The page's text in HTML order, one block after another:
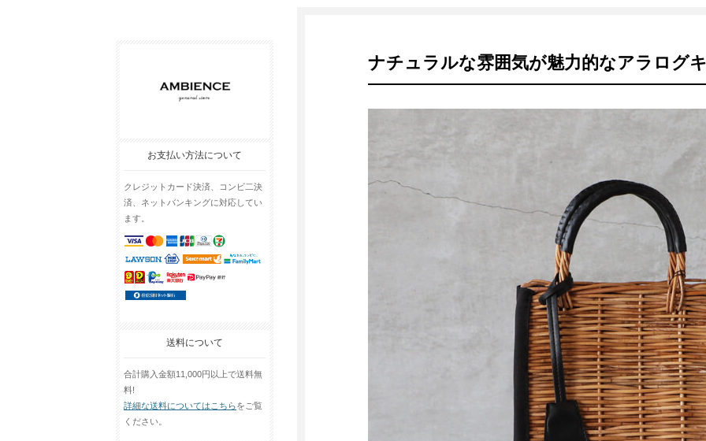
お支払い方法について
クレジットカード決済、コンビ二決
済、ネットバンキングに対応してい
ます。
送料について
合計購入金額11,000円以上で送料無
料!
詳細な送料についてはこちらをご覧
ください。
ナチュラルな雰囲気が魅力的なアラログ